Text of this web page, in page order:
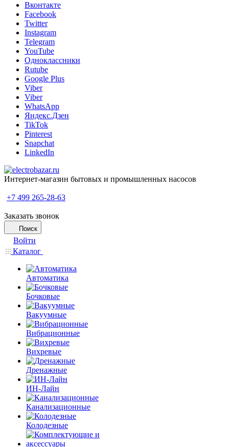
Вконтакте
Facebook
Twitter
Instagram
Telegram
YouTube
Одноклассники
Rutube
Google Plus
Viber
Viber
WhatsApp
Яндекс.Дзен
TikTok
Pinterest
Snapchat
LinkedIn
Интернет-магазин бытовых и промышленных насосов
+7 499 265-28-63
Заказать звонок
Поиск
Войти
Каталог
Автоматика
Бочковые
Вакуумные
Вибрационные
Вихревые
Дренажные
ИН-Лайн
Канализационные
Колодезные